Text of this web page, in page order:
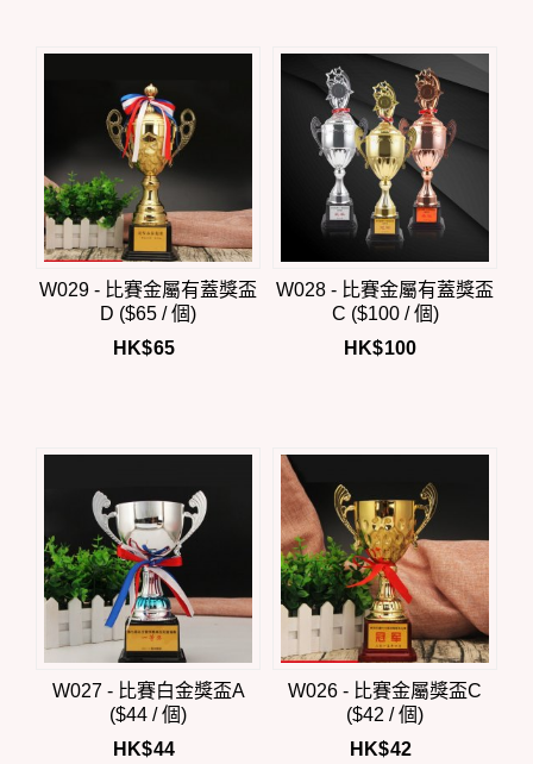
W029 - 比賽金屬有蓋獎盃
D ($65 / 個)
HK$65
W028 - 比賽金屬有蓋獎盃
C ($100 / 個)
HK$100
W027 - 比賽白金獎盃A
($44 / 個)
HK$44
W026 - 比賽金屬獎盃C
($42 / 個)
HK$42